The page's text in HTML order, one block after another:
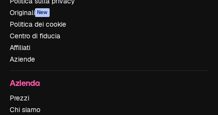
Originali New
Politica dei cookie
Centro di fiducia
Affiliati
Aziende
Azienda
Prezzi
Chi siamo